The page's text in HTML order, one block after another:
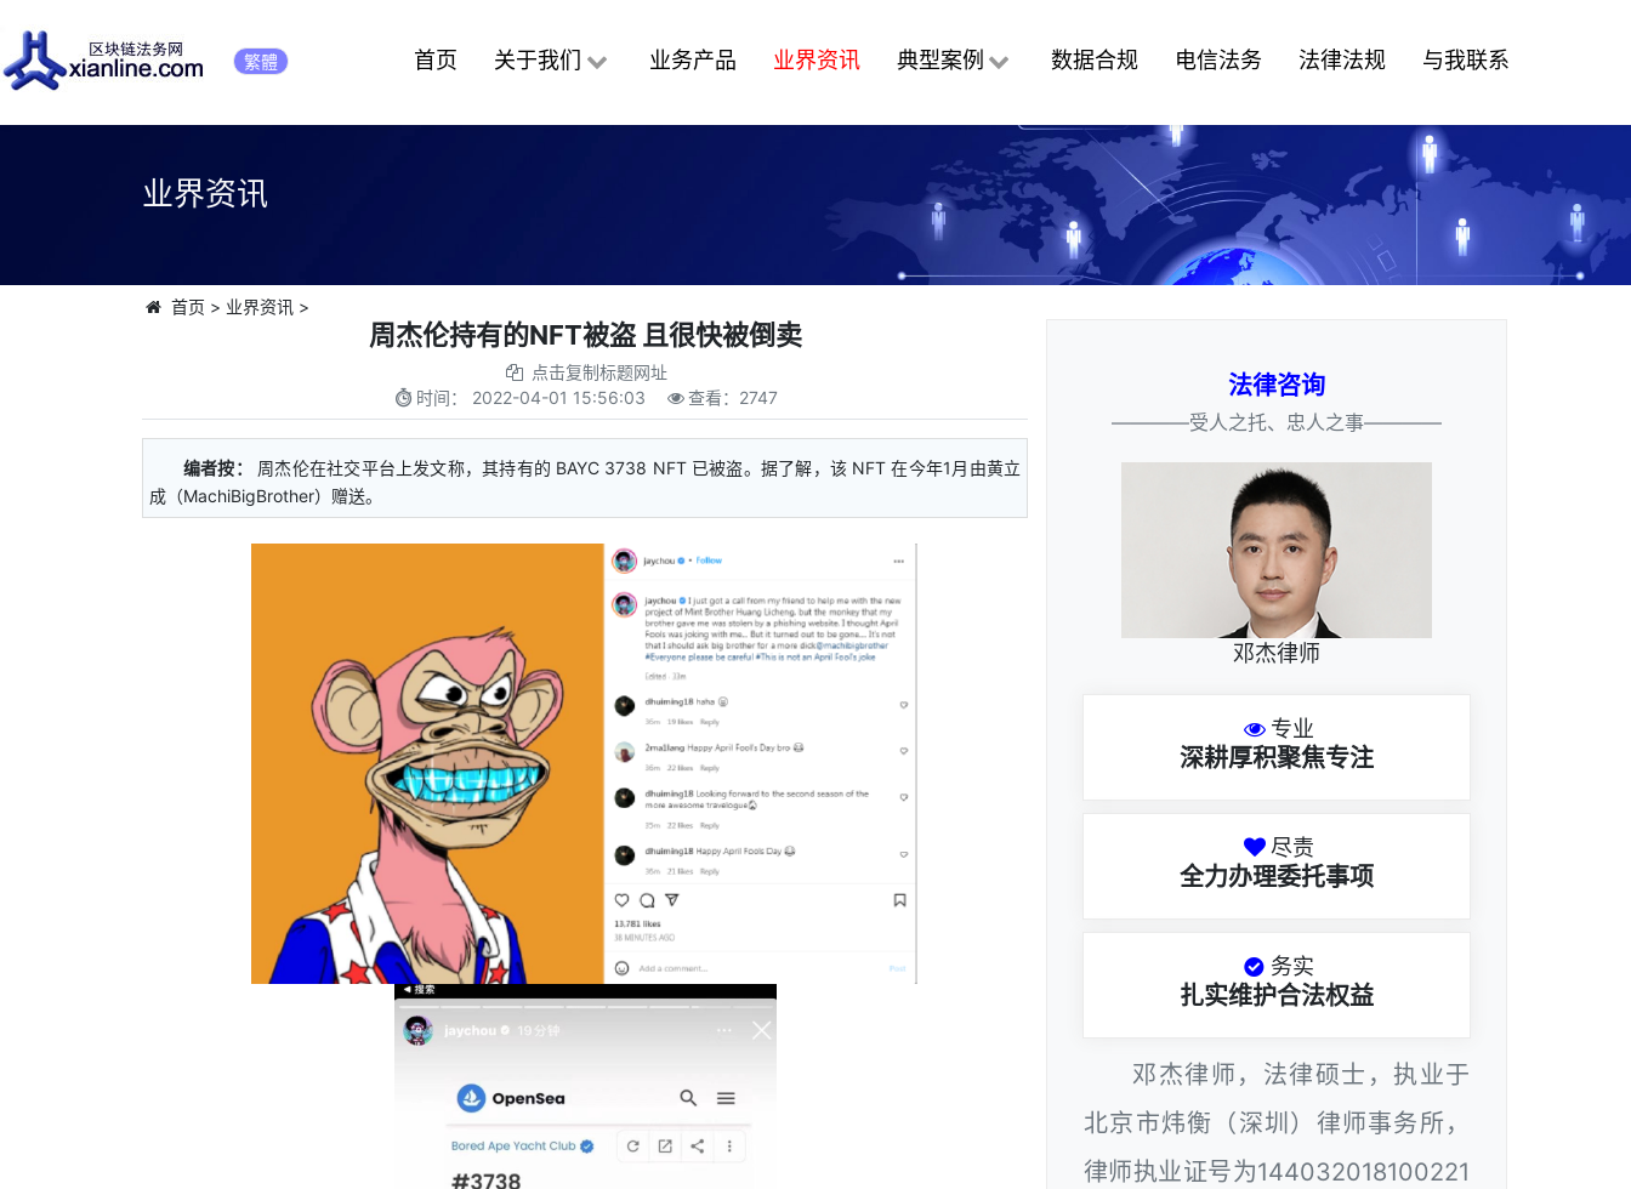
繁體 首页 关于我们 业务产品 业界资讯 典型案例 数据合规 电信法务 法律法规 与我联系
业界资讯
首页 > 业界资讯>
周杰伦持有的NFT被盗 且很快被倒卖
点击复制标题网址
时间： 2022-04-01 15:56:03 查看： 2747
编者按：
周杰伦在社交平台上发文称，其持有的 BAYC 3738 NFT 已被盗。据了解，该 NFT 在今年1月由黄立
成（MachiBigBrother）赠送。
法律咨询
————受人之托、忠人之事————
邓杰律师
专业
深耕厚积聚焦专注
尽责
全力办理委托事项
务实
扎实维护合法权益
邓杰律师，法律硕士，执业于
北京市炜衡（深圳）律师事务所，
律师执业证号为144032018100221